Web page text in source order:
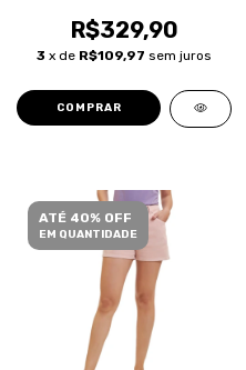
R$329,90
3 x de R$109,97 sem juros
COMPRAR
ATÉ 40% OFF
EM QUANTIDADE